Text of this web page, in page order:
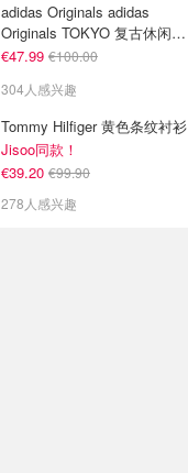
adidas Originals adidas
Originals TOKYO 复古休闲鞋
深棕色
€47.99 €100.00
304人感兴趣
Tommy Hilfiger 黄色条纹衬衫
Jisoo同款！
€39.20 €99.90
278人感兴趣